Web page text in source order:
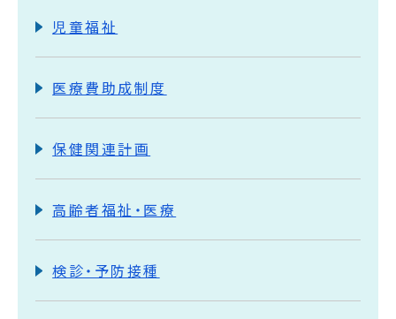
児童福祉
医療費助成制度
保健関連計画
高齢者福祉・医療
検診・予防接種